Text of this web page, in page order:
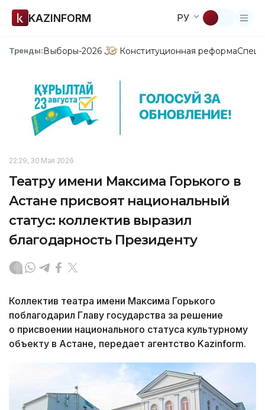
KAZINFORM РУ
Тренды:Выборы-2026 Конституционная реформа
22:29, 30 Мая 2026
Театру имени Максима Горького в
Астане присвоят национальный
статус: коллектив выразил
благодарность Президенту
Коллектив театра имени Максима Горького
поблагодарил Главу государства за решение
о присвоении национального статуса культурному
объекту в Астане, передает агентство Kazinform.